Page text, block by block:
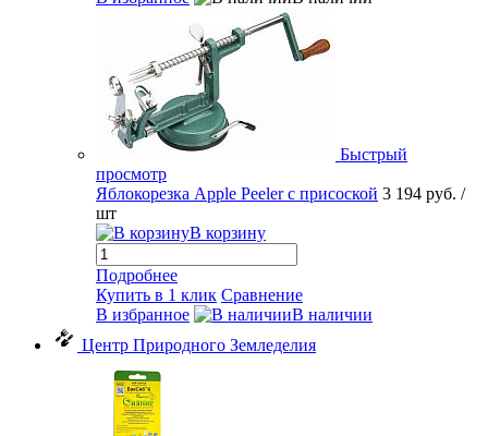
Быстрый
просмотр
Яблокорезка Apple Peeler с присоской 3 194 руб. /
шт
В корзину
Подробнее
Купить в 1 клик Сравнение
В избранное
В наличии
Центр Природного Земледелия